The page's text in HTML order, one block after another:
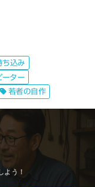
ち込み
ーター
若者の自作